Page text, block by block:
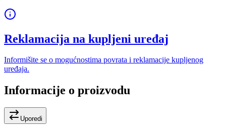
Reklamacija na kupljeni uređaj
Informišite se o mogućnostima povrata i reklamacije kupljenog
uređaja.
Informacije o proizvodu
Uporedi